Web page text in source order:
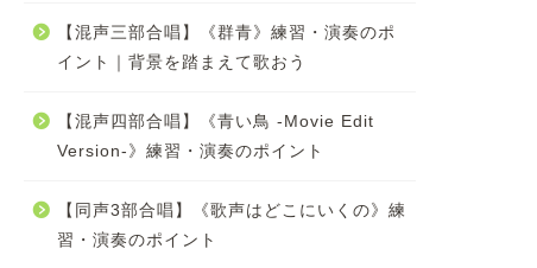
【混声三部合唱】《群青》練習・演奏のポ
イント｜背景を踏まえて歌おう
【混声四部合唱】《青い鳥 -Movie Edit
Version-》練習・演奏のポイント
【同声3部合唱】《歌声はどこにいくの》練
習・演奏のポイント